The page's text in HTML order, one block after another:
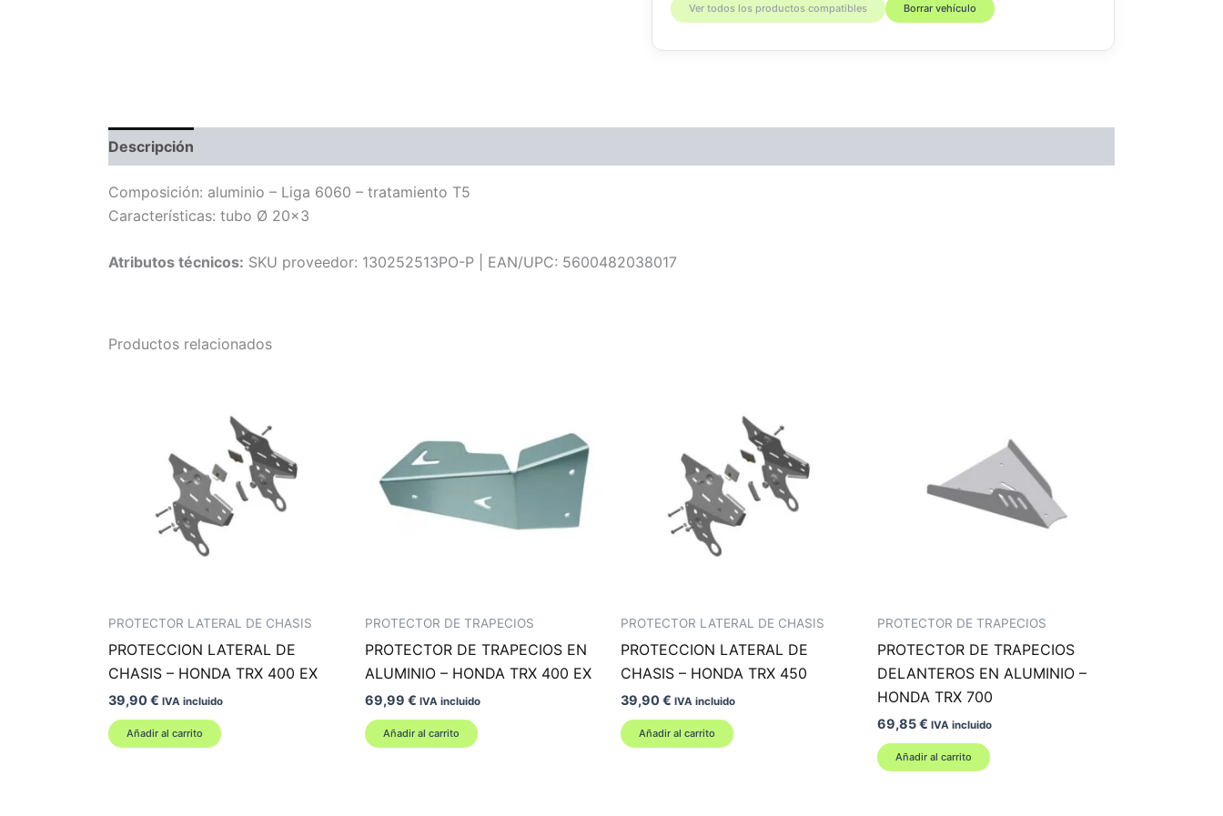
Ver todos los productos compatibles Borrar vehículo
Descripción
Composición: aluminio – Liga 6060 – tratamiento T5
Características: tubo Ø 20×3
Atributos técnicos: SKU proveedor: 130252513PO-P | EAN/UPC: 5600482038017
Productos relacionados
PROTECTOR LATERAL DE CHASIS
PROTECCION LATERAL DE
CHASIS – HONDA TRX 400 EX
39,90€ IVA incluido
Añadir al carrito
PROTECTOR DE TRAPECIOS
PROTECTOR DE TRAPECIOS EN
ALUMINIO – HONDA TRX 400 EX
69,99 € IVA incluido
Añadir al carrito
PROTECTOR LATERAL DE CHASIS
PROTECCION LATERAL DE
CHASIS – HONDA TRX 450
39,90€ IVA incluido
Añadir al carrito
PROTECTOR DE TRAPECIOS
PROTECTOR DE TRAPECIOS
DELANTEROS EN ALUMINIO –
HONDA TRX 700
69,85€ IVA incluido
Añadir al carrito